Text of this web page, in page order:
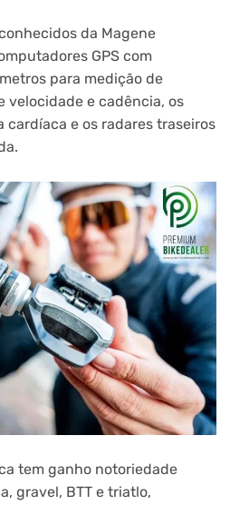
da Magene
GPS com
para medição de
velocidade e cadência, os
e os radares traseiros
tem ganho notoriedade
gravel, BTT e triatlo,